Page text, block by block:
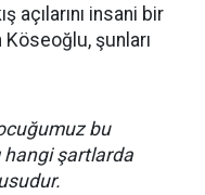
açılarını insani bir
Köseoğlu, şunları
bu
hangi şartlarda